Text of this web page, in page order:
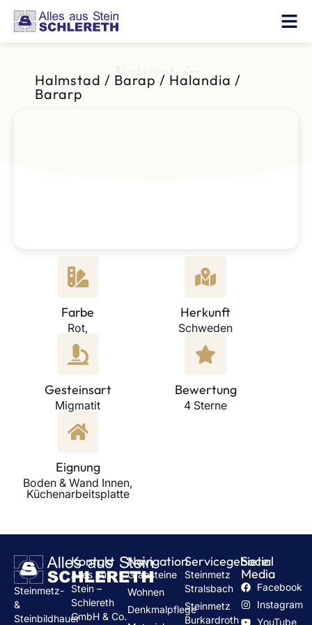
Naturstein
Halmstad / Barap / Halandia /
Bararp
Farbe
Rot,
Herkunft
Schweden
Gesteinsart
Migmatit
Bewertung
4 Sterne
Eignung
Boden & Wand Innen,
Küchenarbeitsplatte
Steinmetz-
&
Steinbildhauer
Kontakt
Alles aus
Stein –
Schlereth
GmbH & Co.
Navigation
Grabsteine
Wohnen
Denkmalpflege
Servicegebiete
Steinmetz
Stralsbach
Steinmetz
Burkardroth
Social
Media
Facebook
Instagram
YouTube